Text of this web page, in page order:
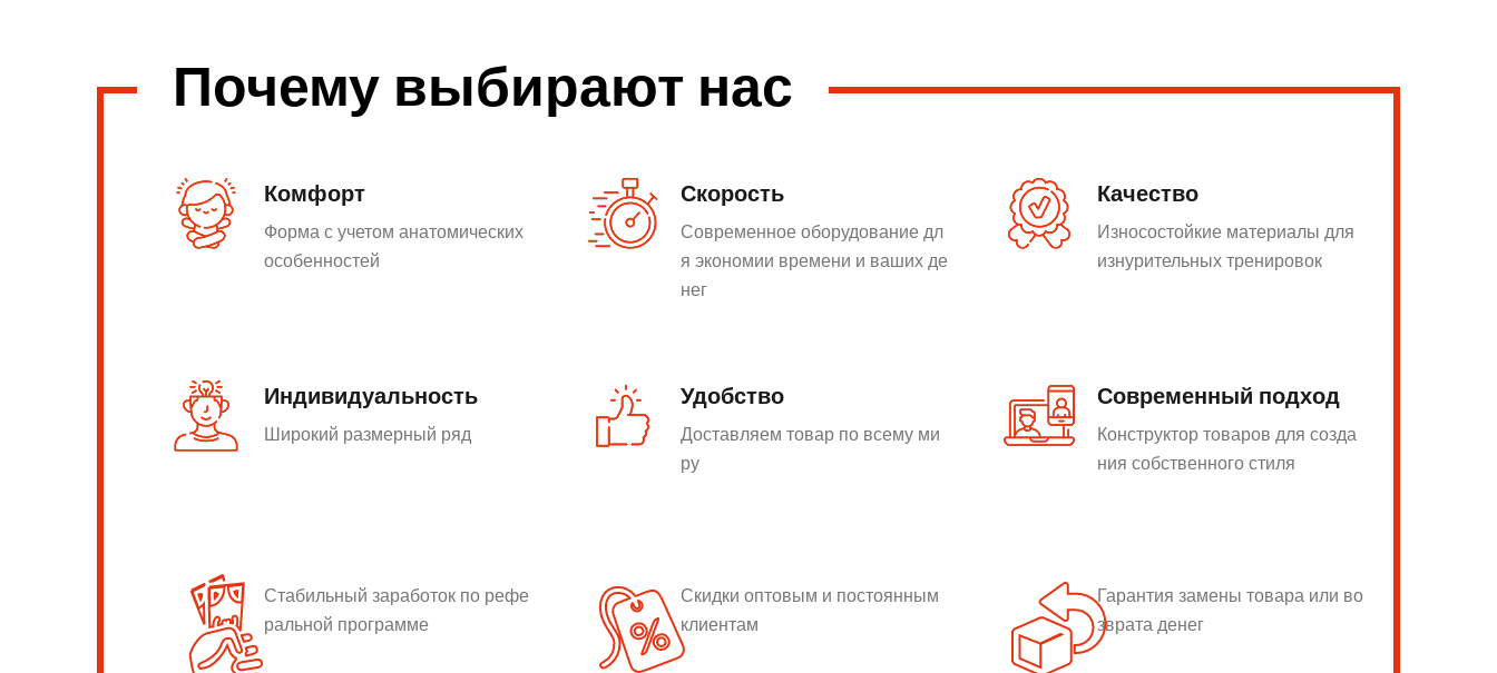
Почему выбирают нас
Комфорт
Форма с учетом анатомических
особенностей
Скорость
Современное оборудование дл
я экономии времени и ваших де
нег
Качество
Износостойкие материалы для
изнурительных тренировок
Индивидуальность
Широкий размерный ряд
Удобство
Доставляем товар по всему ми
ру
Современный подход
Конструктор товаров для созда
ния собственного стиля
Стабильный заработок по рефе
ральной программе
Скидки оптовым и постоянным
клиентам
Гарантия замены товара или во
зврата денег